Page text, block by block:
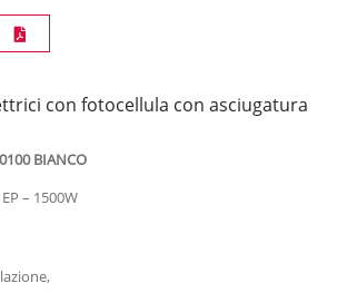
con fotocellula con asciugatura
BIANCO
– 1500W